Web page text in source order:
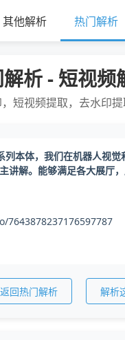
其他解析 热门解析
析 - 短视频
短视频提取，去水印提
本体，我们在机器人视
讲解。能够满足各大展厅
7643878237176597787
返回热门解析 解析